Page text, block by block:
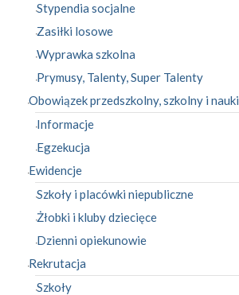
Stypendia socjalne
Zasiłki losowe
Wyprawka szkolna
Prymusy, Talenty, Super Talenty
Obowiązek przedszkolny, szkolny i nauki
Informacje
Egzekucja
Ewidencje
Szkoły i placówki niepubliczne
Żłobki i kluby dziecięce
Dzienni opiekunowie
Rekrutacja
Szkoły